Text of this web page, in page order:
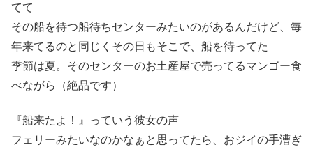
てて
その船を待つ船待ちセンターみたいのがあるんだけど、毎
年来てるのと同じくその日もそこで、船を待ってた
季節は夏。そのセンターのお土産屋で売ってるマンゴー食
べながら（絶品です）
『船来たよ！』っていう彼女の声
フェリーみたいなのかなぁと思ってたら、おジイの手漕ぎ